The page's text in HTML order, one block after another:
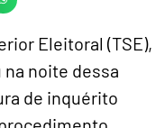
Eleitoral (TSE),
noite dessa
de inquérito